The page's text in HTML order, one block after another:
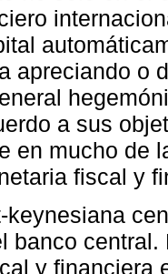
apreciando o
a sus
en mucho de
fiscal y
keynesiana
banco
y financiera